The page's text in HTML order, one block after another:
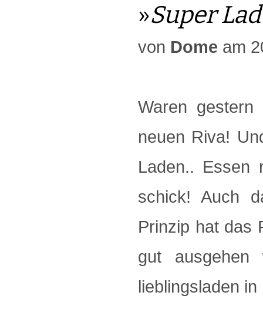
»Super
von Dome am
Waren
neuen Riva!
Laden.. Essen
schick! Auch
Prinzip hat das
gut ausgehen
lieblingsladen